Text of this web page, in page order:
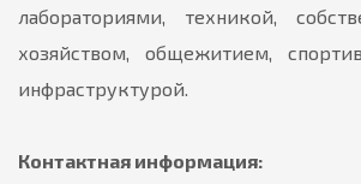
лабораториями, техникой,
хозяйством, общежитием,
инфраструктурой.
Контактная информация: